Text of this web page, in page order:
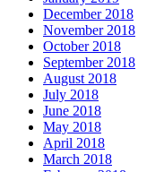
December 2018
November 2018
October 2018
September 2018
August 2018
July 2018
June 2018
May 2018
April 2018
March 2018